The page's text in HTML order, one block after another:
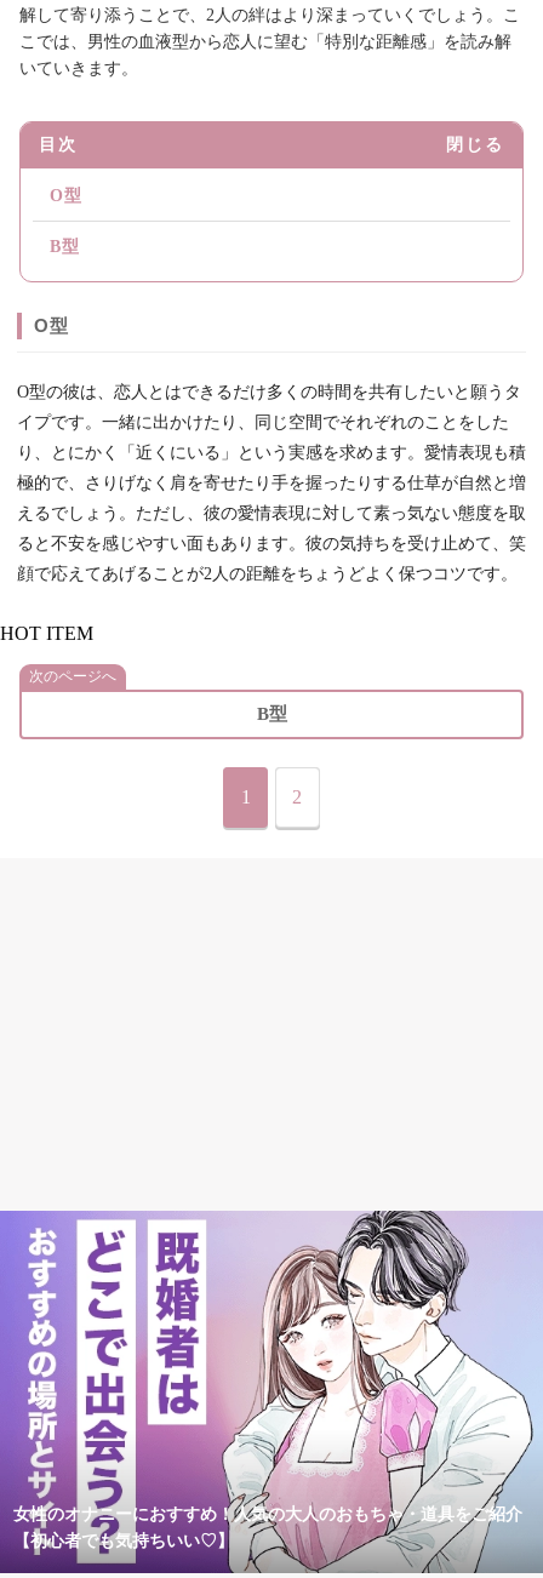
解して寄り添うことで、2人の絆はより深まっていくでしょう。こ
こでは、男性の血液型から恋人に望む「特別な距離感」を読み解
いていきます。
目次 閉じる
O型
B型
O型
O型の彼は、恋人とはできるだけ多くの時間を共有したいと願うタ
イプです。一緒に出かけたり、同じ空間でそれぞれのことをした
り、とにかく「近くにいる」という実感を求めます。愛情表現も積
極的で、さりげなく肩を寄せたり手を握ったりする仕草が自然と増
えるでしょう。ただし、彼の愛情表現に対して素っ気ない態度を取
ると不安を感じやすい面もあります。彼の気持ちを受け止めて、笑
顔で応えてあげることが2人の距離をちょうどよく保つコツです。
HOT ITEM
次のページへ
B型
1 2
女性のオナニーにおすすめ！人気の大人のおもちゃ・道具をご紹介
【初心者でも気持ちいい♡】